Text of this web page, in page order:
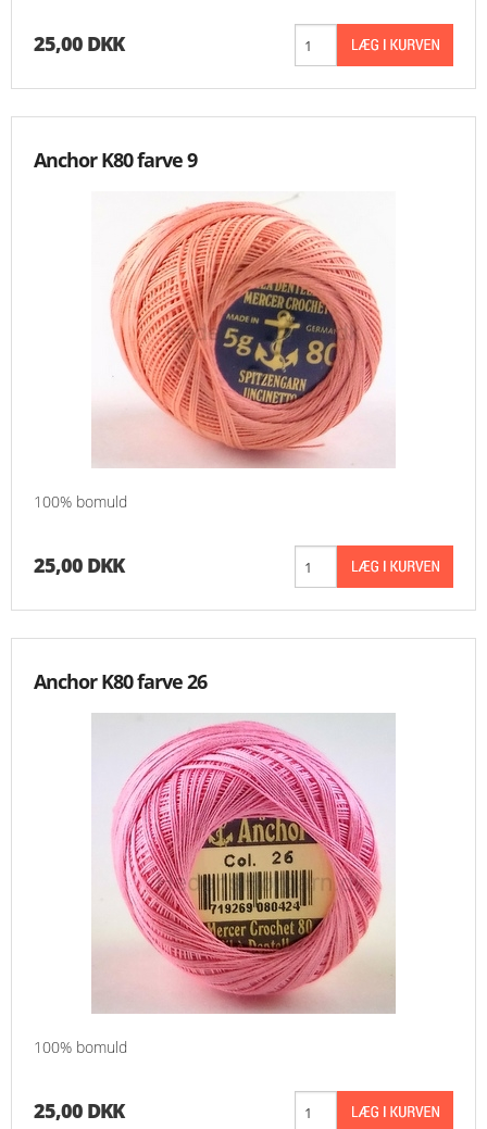
25,00 DKK
Anchor K80 farve 9
100% bomuld
25,00 DKK
Anchor K80 farve 26
100% bomuld
25,00 DKK